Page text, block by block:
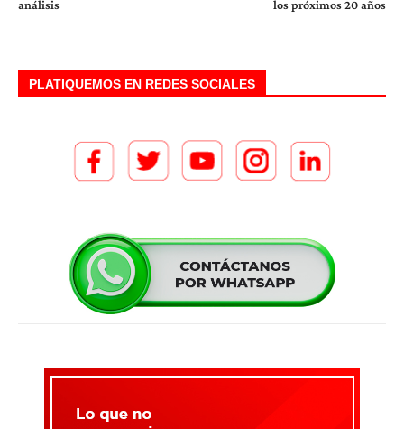
análisis los próximos 20 años
PLATIQUEMOS EN REDES SOCIALES